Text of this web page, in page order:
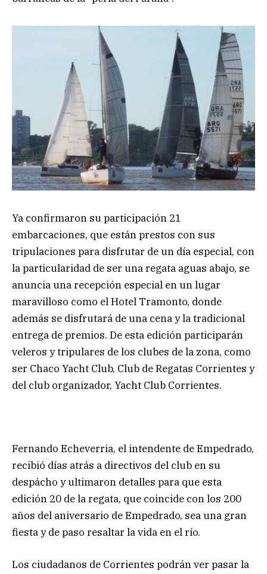
Ya confirmaron su participación 21
embarcaciones, que están prestos con sus
tripulaciones para disfrutar de un día especial, con
la particularidad de ser una regata aguas abajo, se
anuncia una recepción especial en un lugar
maravilloso como el Hotel Tramonto, donde
además se disfrutará de una cena y la tradicional
entrega de premios. De esta edición participarán
veleros y tripulares de los clubes de la zona, como
ser Chaco Yacht Club, Club de Regatas Corrientes y
del club organizador, Yacht Club Corrientes.
Fernando Echeverria, el intendente de Empedrado,
recibió días atrás a directivos del club en su
despácho y ultimaron detalles para que esta
edición 20 de la regata, que coincide con los 200
años del aniversario de Empedrado, sea una gran
fiesta y de paso resaltar la vida en el río.
Los ciudadanos de Corrientes podrán ver pasar la